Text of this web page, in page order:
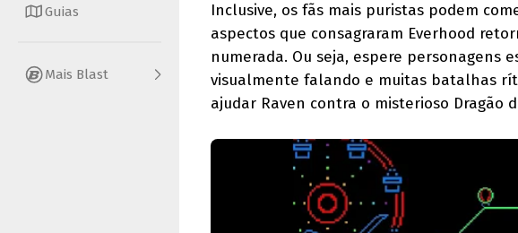
Guias
Mais Blast
Inclusive, os fãs mais puristas podem
aspectos que consagraram Everhood
numerada. Ou seja, espere personagens
visualmente falando e muitas batalhas
ajudar Raven contra o misterioso Dragão